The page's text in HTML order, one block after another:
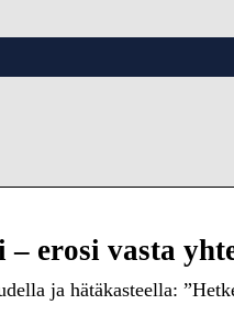
erosi vasta
ja hätäkasteella: